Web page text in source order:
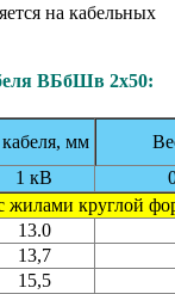
на кабельных
ВБбШв 2x50:
мм
1 кВ
жилами круглой
13.0
13,7
15,5